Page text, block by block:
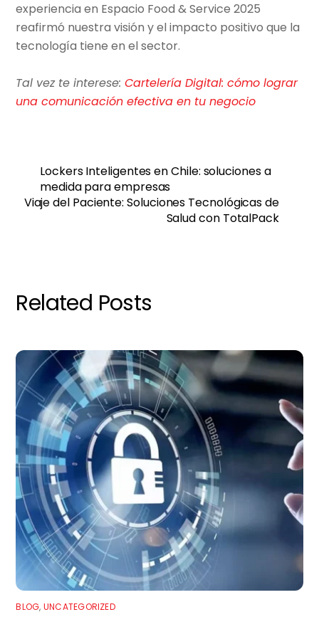
experiencia en Espacio Food & Service 2025
reafirmó nuestra visión y el impacto positivo que la
tecnología tiene en el sector.
Tal vez te interese:Cartelería Digital: cómo lograr
una comunicación efectiva en tu negocio
Lockers Inteligentes en Chile: soluciones a
medida para empresas
Viaje del Paciente: Soluciones Tecnológicas de
Salud con TotalPack
Related Posts
BLOG, UNCATEGORIZED